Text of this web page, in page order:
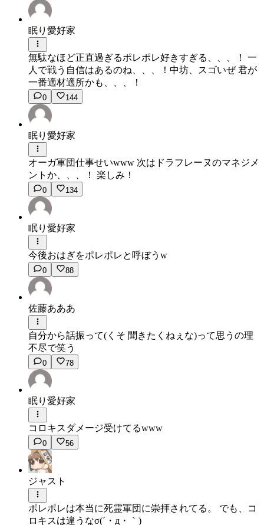
眠り愛好家
無駄なほど正直過ぎるポレポレ好きすぎる、、、！ 一
人で戦う自信はあるのね、、、！中坊、スゴいぜ 君が
一番適材適所かも、、、！
0 144
眠り愛好家
オーガ軍団仕事せいwww 次はドラフレーヌのマネジメ
ントか、、、！ 楽しみ！
0 134
眠り愛好家
今後おはぎをポレポレと呼ぼうw
0 88
佐藤あああ
自分から話振って(くそ 聞きたくねぇな)って思うの理
不尽で笑う
0 78
眠り愛好家
コロキスダメージ受けてるwww
0 56
ジャスト
ポレポレは本当に死霊軍団に崇拝されてる。 でも、コ
ロキスは違うなσ(´・д・｀)